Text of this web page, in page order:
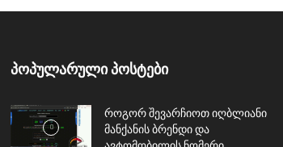
პოპულარული პოსტები
როგორ შევარჩიოთ იღბლიანი
მანქანის ბრენდი და